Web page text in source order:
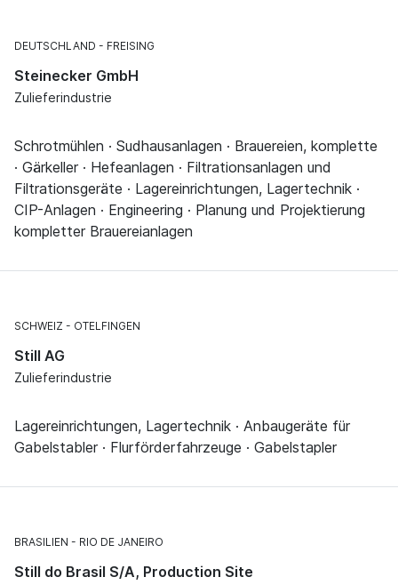
DEUTSCHLAND FREISING
Steinecker GmbH
Zulieferindustrie
Schrotmühlen · Sudhausanlagen · Brauereien, komplette
· Gärkeller · Hefeanlagen · Filtrationsanlagen und
Filtrationsgeräte · Lagereinrichtungen, Lagertechnik ·
CIP-Anlagen · Engineering · Planung und Projektierung
kompletter Brauereianlagen
SCHWEIZ OTELFINGEN
Still AG
Zulieferindustrie
Lagereinrichtungen, Lagertechnik · Anbaugeräte für
Gabelstabler · Flurförderfahrzeuge · Gabelstapler
BRASILIEN RIO DE JANEIRO
Still do Brasil S/A, Production Site